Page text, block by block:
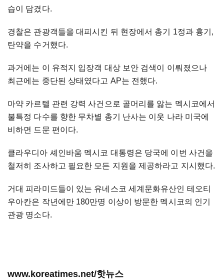
습이 담겼다.
경찰은 관광객들을 대피시킨 뒤 현장에서 총기 1정과 흉기,
탄약을 수거했다.
과거에는 이 유적지 입장객 대상 보안 검색이 이뤄졌으나
최근에는 중단된 상태였다고 AP는 전했다.
마약 카르텔 관련 강력 사건으로 골머리를 앓는 멕시코에서
불특정 다수를 향한 무차별 총기 난사는 이웃 나라 미국에
비하면 드문 편이다.
클라우디아 셰인바움 멕시코 대통령은 당국에 이번 사건을
철저히 조사하고 필요한 모든 지원을 제공하라고 지시했다.
거대 피라미드들이 있는 유네스코 세계문화유산인 테오티
우아칸은 작년에만 180만명 이상이 방문한 멕시코의 인기
관광 명소다.
www.koreatimes.net/핫뉴스